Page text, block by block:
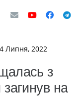
Липня, 2022
з
на